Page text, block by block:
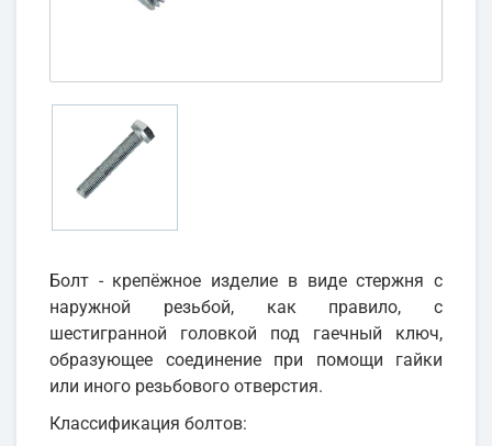
Болт - крепёжное изделие в виде стержня с
наружной резьбой, как правило, с
шестигранной головкой под гаечный ключ,
образующее соединение при помощи гайки
или иного резьбового отверстия.
Классификация болтов: